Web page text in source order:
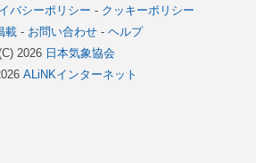
バシーポリシー - クッキーポリシー
載- お問い合わせ- ヘルプ
2026 日本気象協会
ALiNKインターネット